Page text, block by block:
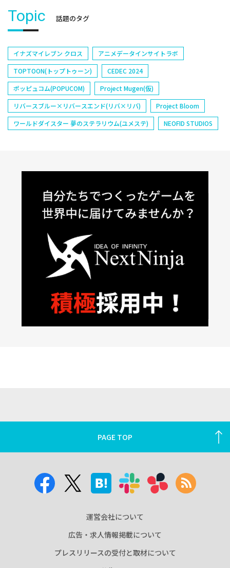
Topic 話題のタグ
イナズマイレブン クロス
アニメデータインサイトラボ
TOPTOON(トップトゥーン)
CEDEC 2024
ポッピュコム(POPUCOM)
Project Mugen(仮)
リバースブルー×リバースエンド(リバ×リバ)
Project Bloom
ワールドダイスター 夢のステラリウム(ユメステ)
NEOFID STUDIOS
PAGE TOP
運営会社について
広告・求人情報掲載について
プレスリリースの受付と取材について